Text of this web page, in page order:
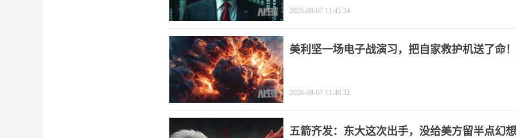
2026-08-07 11:45:24
美利坚一场电子战演习，把自家救护机送了命！
2026-08-07 11:40:32
五箭齐发：东大这次出手，没给美方留半点幻想